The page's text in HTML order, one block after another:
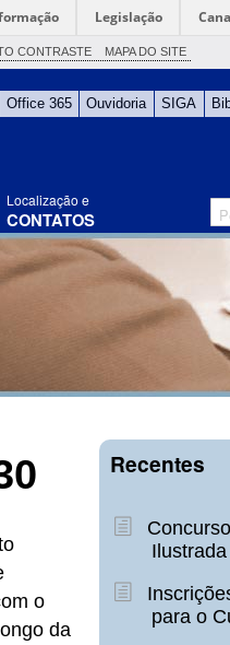
Legislação
CONTRASTE MAPA DO SITE
Office 365 Ouvidoria SIGA
Localização e
CONTATOS
o
da
Recentes
para o